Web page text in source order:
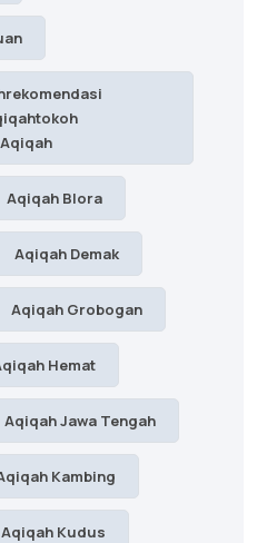
Aqiqah Blora
Aqiqah Demak
Aqiqah Grobogan
Hemat
Aqiqah Jawa Tengah
Kambing
Aqiqah Kudus